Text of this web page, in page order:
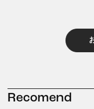
Recomend